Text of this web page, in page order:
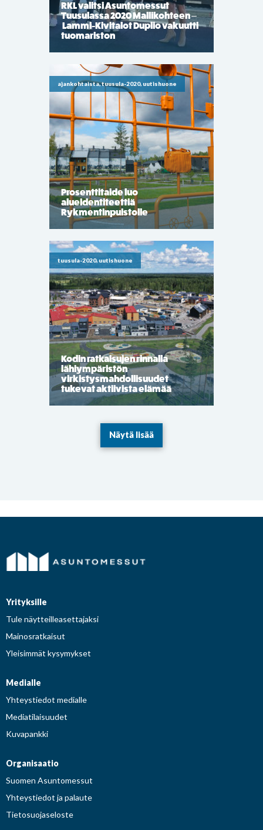
RKL valitsi Asuntomessut
Tuusulassa 2020 Mallikohteen –
Lammi-Kivitalot Duplio vakuutti
tuomariston
ajankohtaista, tuusula-2020, uutishuone
Prosenttitaide luo
alueidentiteettiä
Rykmentinpuistolle
tuusula-2020, uutishuone
Kodin ratkaisujen rinnalla
lähiympäristön
virkistysmahdollisuudet
tukevat aktiivista elämää
Näytä lisää
Yrityksille
Tule näytteilleasettajaksi
Mainosratkaisut
Yleisimmät kysymykset
Medialle
Yhteystiedot medialle
Mediatilaisuudet
Kuvapankki
Organisaatio
Suomen Asuntomessut
Yhteystiedot ja palaute
Tietosuojaseloste